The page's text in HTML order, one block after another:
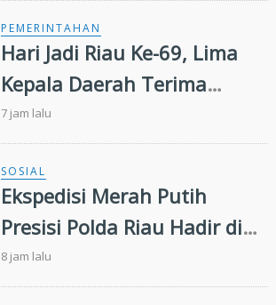
PEMERINTAHAN
Hari Jadi Riau Ke-69, Lima
Kepala Daerah Terima
Penghargaan
7 jam lalu
SOSIAL
Ekspedisi Merah Putih
Presisi Polda Riau Hadir di
Panipahan, Salurkan
Bantuan dan Layanan
8 jam lalu